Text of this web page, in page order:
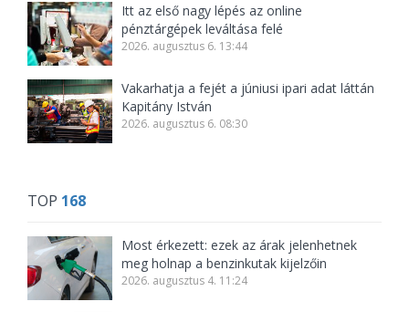
Itt az első nagy lépés az online
pénztárgépek leváltása felé
2026. augusztus 6. 13:44
Vakarhatja a fejét a júniusi ipari adat láttán
Kapitány István
2026. augusztus 6. 08:30
TOP 168
Most érkezett: ezek az árak jelenhetnek
meg holnap a benzinkutak kijelzőin
2026. augusztus 4. 11:24